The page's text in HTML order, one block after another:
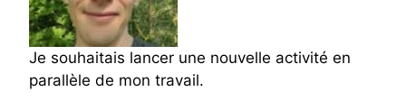
Je souhaitais lancer une nouvelle activité en
parallèle de mon travail.